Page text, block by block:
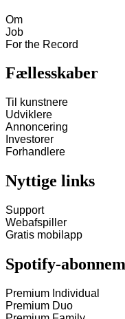
Om
Job
For the Record
Fællesskaber
Til kunstnere
Udviklere
Annoncering
Investorer
Forhandlere
Nyttige links
Support
Webafspiller
Gratis mobilapp
Spotify-
Premium Individual
Premium Duo